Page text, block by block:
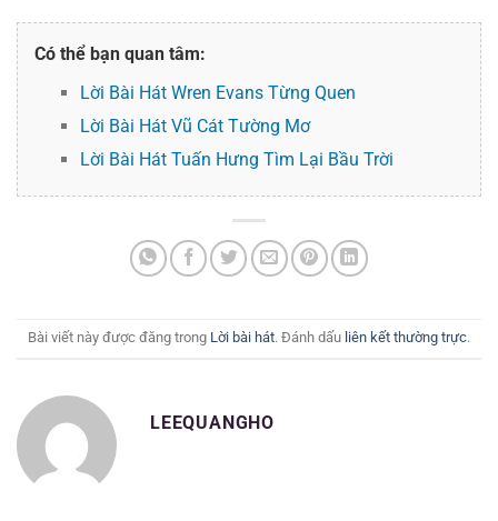
Có thể bạn quan tâm:
Lời Bài Hát Wren Evans Từng Quen
Lời Bài Hát Vũ Cát Tường Mơ
Lời Bài Hát Tuấn Hưng Tìm Lại Bầu Trời
Bài viết này được đăng trong Lời bài hát. Đánh dấu liên kết thường trực.
LEEQUANGHO